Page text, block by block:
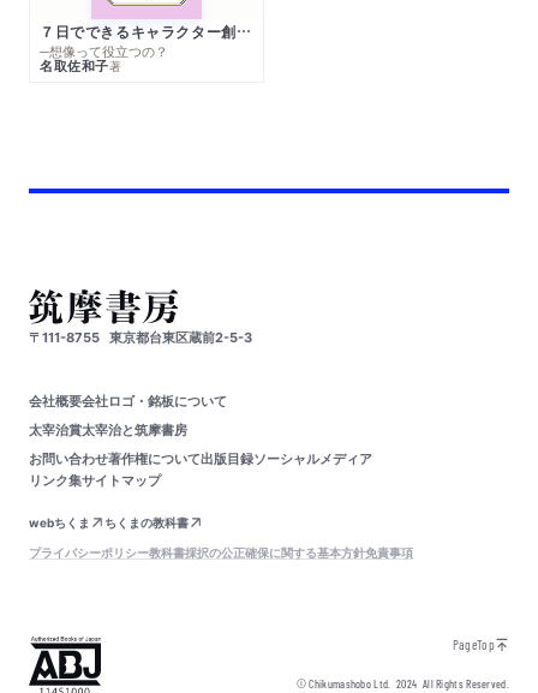
７日でできるキャラクター創作入門
─想像って役立つの？
名取佐和子著
〒111-8755 東京都台東区蔵前2-5-3
会社概要会社ロゴ・銘板について
太宰治賞太宰治と筑摩書房
お問い合わせ著作権について出版目録ソーシャルメディア
リンク集サイトマップ
webちくま
ちくまの教科書
プライバシーポリシー教科書採択の公正確保に関する基本方針免責事項
PageTop
© Chikumashobo Ltd.2024 All Rights Reserved.